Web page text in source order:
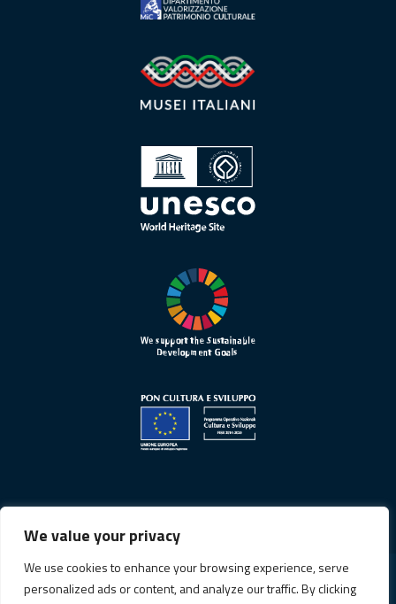
We value your privacy
We use cookies to enhance your browsing experience, serve
personalized ads or content, and analyze our traffic. By clicking
Informativa sulla privacy